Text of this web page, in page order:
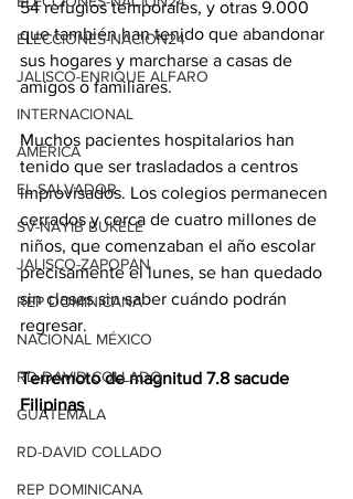
ELECCIONES-NACION24
JALISCO-ENRIQUE ALFARO
INTERNACIONAL
AMÉRICA
EL SALVADOR
SV-NAYIB BUKELE
JALISCO-ZAPOPAN
REP DOMINICANA
NACIONAL MÉXICO
RD-DAVID COLLADO
GUATEMALA
RD-DAVID COLLADO
REP DOMINICANA
54 refugios temporales, y otras 9.000
que también han tenido que abandonar
sus hogares y marcharse a casas de
amigos o familiares.
Muchos pacientes hospitalarios han
tenido que ser trasladados a centros
improvisados. Los colegios permanecen
cerrados y cerca de cuatro millones de
niños, que comenzaban el año escolar
precisamente el lunes, se han quedado
sin clases sin saber cuándo podrán
regresar.
Terremoto de magnitud 7.8 sacude
Filipinas